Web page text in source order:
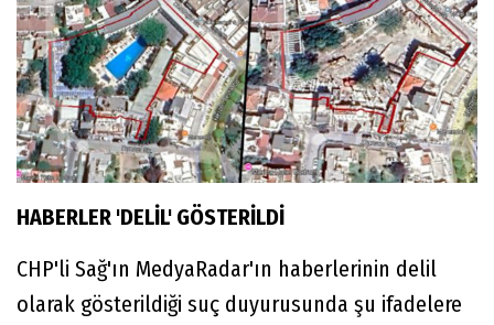
HABERLER 'DELİL' GÖSTERİLDİ
CHP'li Sağ'ın MedyaRadar'ın haberlerinin delil
olarak gösterildiği suç duyurusunda şu ifadelere